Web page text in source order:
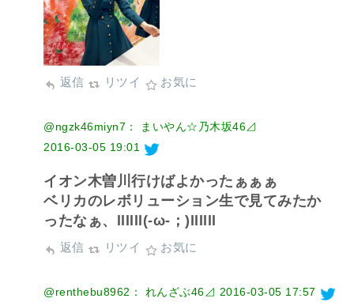
返信 リツイ お気に
@ngzk46miyn7： まいやん☆乃木坂46⊿
2016-03-05 19:01
イオン木曽川行けばよかったぁぁぁ
ベリカのレボリューション生で見てみたか
ったなぁ、llllll(-ω-；)llllll
返信 リツイ お気に
@renthebu8962： れんざぶ46⊿ 2016-03-05 17:57